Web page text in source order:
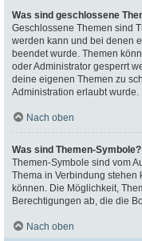
Was sind geschlossene
Geschlossene Themen sind
werden kann und bei denen
beendet wurde. Themen
oder Administrator gesperrt
deine eigenen Themen zu
Administration erlaubt wurde.
Nach oben
Was sind Themen-Symbole?
Themen-Symbole sind vom
Thema in Verbindung stehen
können. Die Möglichkeit,
Berechtigungen ab, die die
Nach oben